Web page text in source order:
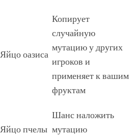
Яйцо оазиса
Копирует
случайную
мутацию у других
игроков и
применяет к вашим
фруктам
Яйцо пчелы
Шанс наложить
мутацию